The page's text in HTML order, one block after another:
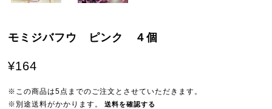
モミジバフウ ピンク ４個
¥164
※この商品は5点までのご注文とさせていただきます。
※別途送料がかかります。
送料を確認する